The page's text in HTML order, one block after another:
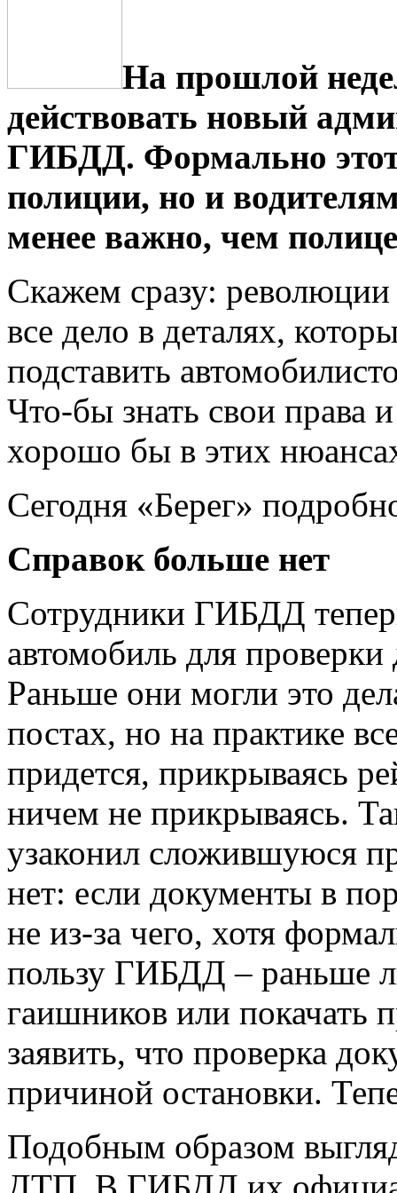
На прошлой
действовать новый
ГИБДД. Формально этот
полиции, но и
менее важно, чем
Скажем сразу:
все дело в деталях,
подставить
Что-бы знать свои права
хорошо бы в этих
Сегодня «Берег»
Справок больше нет
Сотрудники ГИБДД
автомобиль для
Раньше они могли это
постах, но на практике
придется, прикрываясь
ничем не прикрываясь.
узаконил сложившуюся
нет: если документы в
не из-за чего, хотя
пользу ГИБДД – раньше
гаишников или покачать
заявить, что проверка
причиной остановки.
Подобным образом